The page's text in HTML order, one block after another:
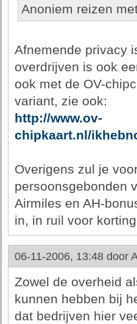
Anoniem reizen
Afnemende privacy
overdrijven is ook
ook met de OV-
variant, zie ook:
http://www.ov-
chipkaart.nl/
Overigens zul je
persoonsgebonden
Airmiles en AH-
in, in ruil voor
06-11-2006, 13:48 door
Zowel de overheid
kunnen hebben bij
dat bedrijven hier